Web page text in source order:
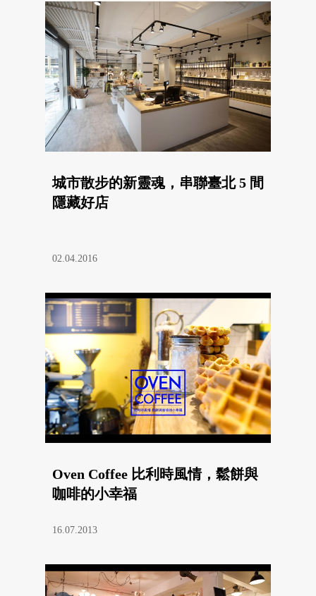
城市散步的新靈魂，串聯臺北 5 間
隱藏好店
02.04.2016
Oven Coffee 比利時風情，鬆餅與
咖啡的小幸福
16.07.2013